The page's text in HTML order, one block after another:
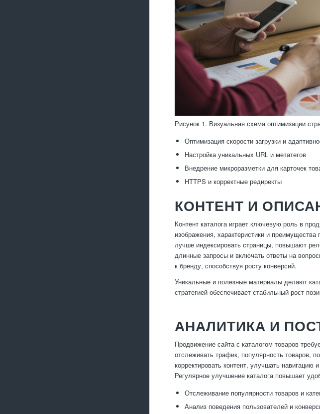
Рисунок 1. Визуальная схема оптимизации
Оптимизация скорости загрузки и
Настройка уникальных URL и метатегов
Внедрение микроразметки для карточек
HTTPS и корректные редиректы
КОНТЕНТ И
Контент каталога играет ключевую роль в
изображения, характеристики и
лучше индексировать страницы, повышают
длинные запросы и включать ответы на
к бренду, способствуя росту конверсий.
Уникальные и полезные материалы делают
стратегией обеспечивает стабильный рост
АНАЛИТИКА И
Продвижение сайта с каталогом товаров
отслеживать трафик, популярность товаров,
корректировать контент, улучшать
Регулярное улучшение каталога повышает
Отслеживание популярности товаров и
Анализ поведения пользователей и